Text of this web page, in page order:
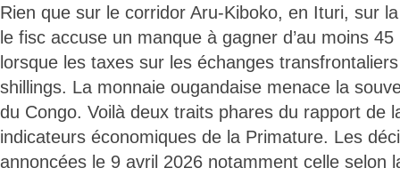
Rien que sur le corridor Aru-Kiboko, en Ituri, sur
le fisc accuse un manque à gagner d’au moins 45
lorsque les taxes sur les échanges
shillings. La monnaie ougandaise menace la
du Congo. Voilà deux traits phares du rapport de
indicateurs économiques de la Primature. Les
annoncées le 9 avril 2026 notamment celle selon